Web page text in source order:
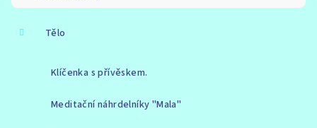
Tělo
Klíčenka s přívěskem.
Meditační náhrdelníky "Mala"